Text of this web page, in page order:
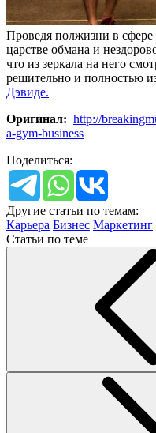
Проведя полжизни в сфере
царстве обмана и
что из зеркала на него
решительно и полностью
Дэвиде.
Оригинал: http://
a-gym-business
Поделиться:
Другие статьи по темам:
Карьера Бизнес Маркетинг
Статьи по теме